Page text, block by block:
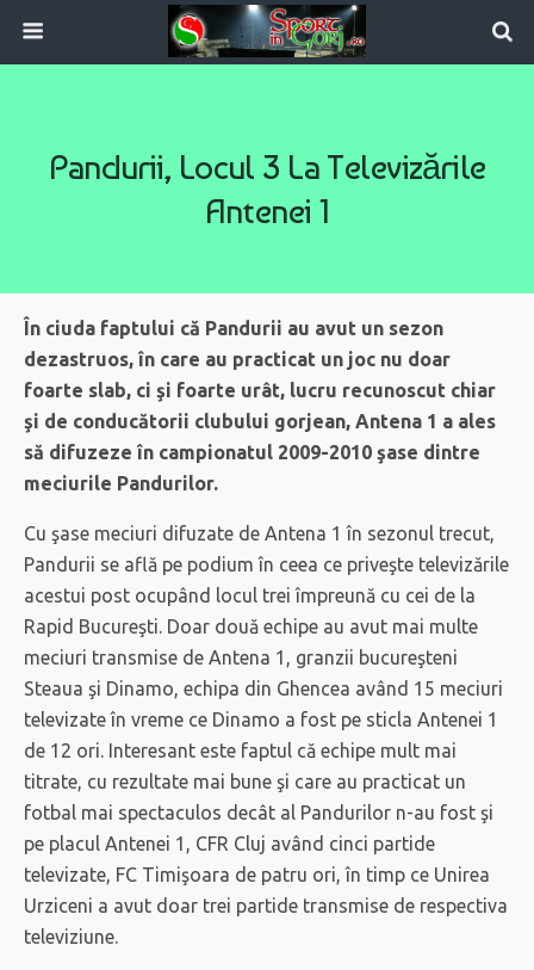
Pandurii, Locul 3 La Televizările
Antenei 1
În ciuda faptului că Pandurii au avut un sezon
dezastruos, în care au practicat un joc nu doar
foarte slab, ci şi foarte urât, lucru recunoscut chiar
şi de conducătorii clubului gorjean, Antena 1 a ales
să difuzeze în campionatul 2009-2010 şase dintre
meciurile Pandurilor.
Cu şase meciuri difuzate de Antena 1 în sezonul trecut,
Pandurii se află pe podium în ceea ce priveşte televizările
acestui post ocupând locul trei împreună cu cei de la
Rapid Bucureşti. Doar două echipe au avut mai multe
meciuri transmise de Antena 1, granzii bucureşteni
Steaua şi Dinamo, echipa din Ghencea având 15 meciuri
televizate în vreme ce Dinamo a fost pe sticla Antenei 1
de 12 ori. Interesant este faptul că echipe mult mai
titrate, cu rezultate mai bune şi care au practicat un
fotbal mai spectaculos decât al Pandurilor n-au fost şi
pe placul Antenei 1, CFR Cluj având cinci partide
televizate, FC Timişoara de patru ori, în timp ce Unirea
Urziceni a avut doar trei partide transmise de respectiva
televiziune.